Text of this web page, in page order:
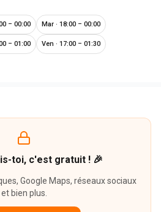
– 00:00 Mar · 18:00 – 00:00
– 01:00 Ven · 17:00 – 01:30
toi, c'est gratuit ! 🎉
Google Maps, réseaux sociaux
et bien plus.